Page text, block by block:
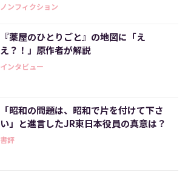
ノンフィクション
『薬屋のひとりごと』の地図に「え
え？！」原作者が解説
インタビュー
「昭和の問題は、昭和で片を付けて下さ
い」と進言したJR東日本役員の真意は？
書評